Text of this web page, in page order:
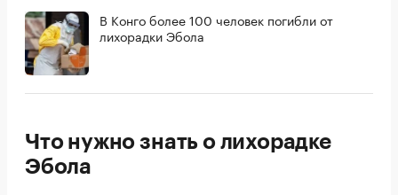
В Конго более 100 человек погибли от
лихорадки Эбола
Что нужно знать о лихорадке
Эбола